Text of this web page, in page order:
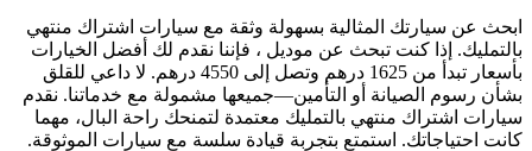
ابحث عن سيارتك المثالية بسهولة وثقة مع سيارات اشتراك منتهي
بالتمليك. إذا كنت تبحث عن موديل ، فإننا نقدم لك أفضل الخيارات
بأسعار تبدأ من 1625 درهم وتصل إلى 4550 درهم. لا داعي للقلق
بشأن رسوم الصيانة أو التأمين—جميعها مشمولة مع خدماتنا. نقدم
سيارات اشتراك منتهي بالتمليك معتمدة لتمنحك راحة البال، مهما
كانت احتياجاتك. استمتع بتجربة قيادة سلسة مع سيارات الموثوقة.